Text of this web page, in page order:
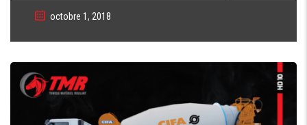
octobre 1, 2018